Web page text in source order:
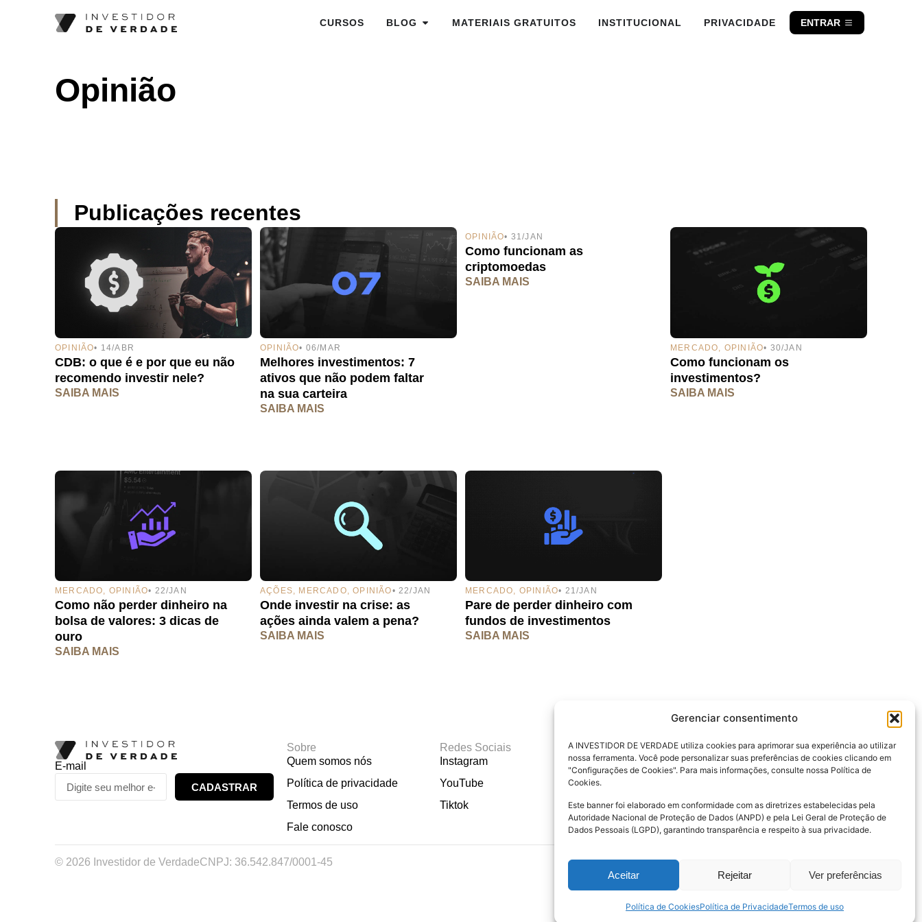
Gerenciar consentimento
A INVESTIDOR DE VERDADE utiliza cookies para aprimorar sua experiência ao utilizar
nossa ferramenta. Você pode personalizar suas preferências de cookies clicando em
"Configurações de Cookies". Para mais informações, consulte nossa Política de
Cookies.
Este banner foi elaborado em conformidade com as diretrizes estabelecidas pela
Autoridade Nacional de Proteção de Dados (ANPD) e pela Lei Geral de Proteção de
Dados Pessoais (LGPD), garantindo transparência e respeito à sua privacidade.
Aceitar Rejeitar Ver preferências
Política de CookiesPolítica de PrivacidadeTermos de uso
CURSOS BLOG MATERIAIS GRATUITOS INSTITUCIONAL PRIVACIDADE ENTRAR
Opinião
Publicações recentes
OPINIÃO• 14/ABR
CDB: o que é e por que eu não
recomendo investir nele?
SAIBA MAIS
OPINIÃO• 06/MAR
Melhores investimentos: 7
ativos que não podem faltar
na sua carteira
SAIBA MAIS
OPINIÃO• 31/JAN
Como funcionam as
criptomoedas
SAIBA MAIS
MERCADO OPINIÃO• 30/JAN
Como funcionam os
investimentos?
SAIBA MAIS
MERCADO, OPINIÃO• 22/JAN
Como não perder dinheiro na
bolsa de valores: 3 dicas de
ouro
SAIBA MAIS
AÇÕES MERCADO ,OPINIÃO• 22/JAN
Onde investir na crise: as
ações ainda valem a pena?
SAIBA MAIS
MERCADO, OPINIÃO• 21/JAN
Pare de perder dinheiro com
fundos de investimentos
SAIBA MAIS
E-mail
CADASTRAR
Sobre
Quem somos nós
Política de privacidade
Termos de uso
Fale conosco
Redes Sociais
Instagram
YouTube
Tiktok
Materiais gratuitos
Calculadora Renda Passiva
Calculadora Reserva de
Login
Oráculo IDV
Dzarp
© 2026 Investidor de VerdadeCNPJ: 36.542.847/0001-45